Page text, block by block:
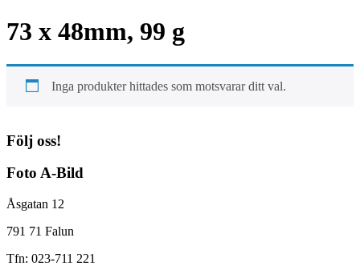
73 x 48mm, 99 g
Inga produkter hittades som motsvarar ditt val.
Följ oss!
Foto A-Bild
Åsgatan 12
791 71 Falun
Tfn: 023-711 221